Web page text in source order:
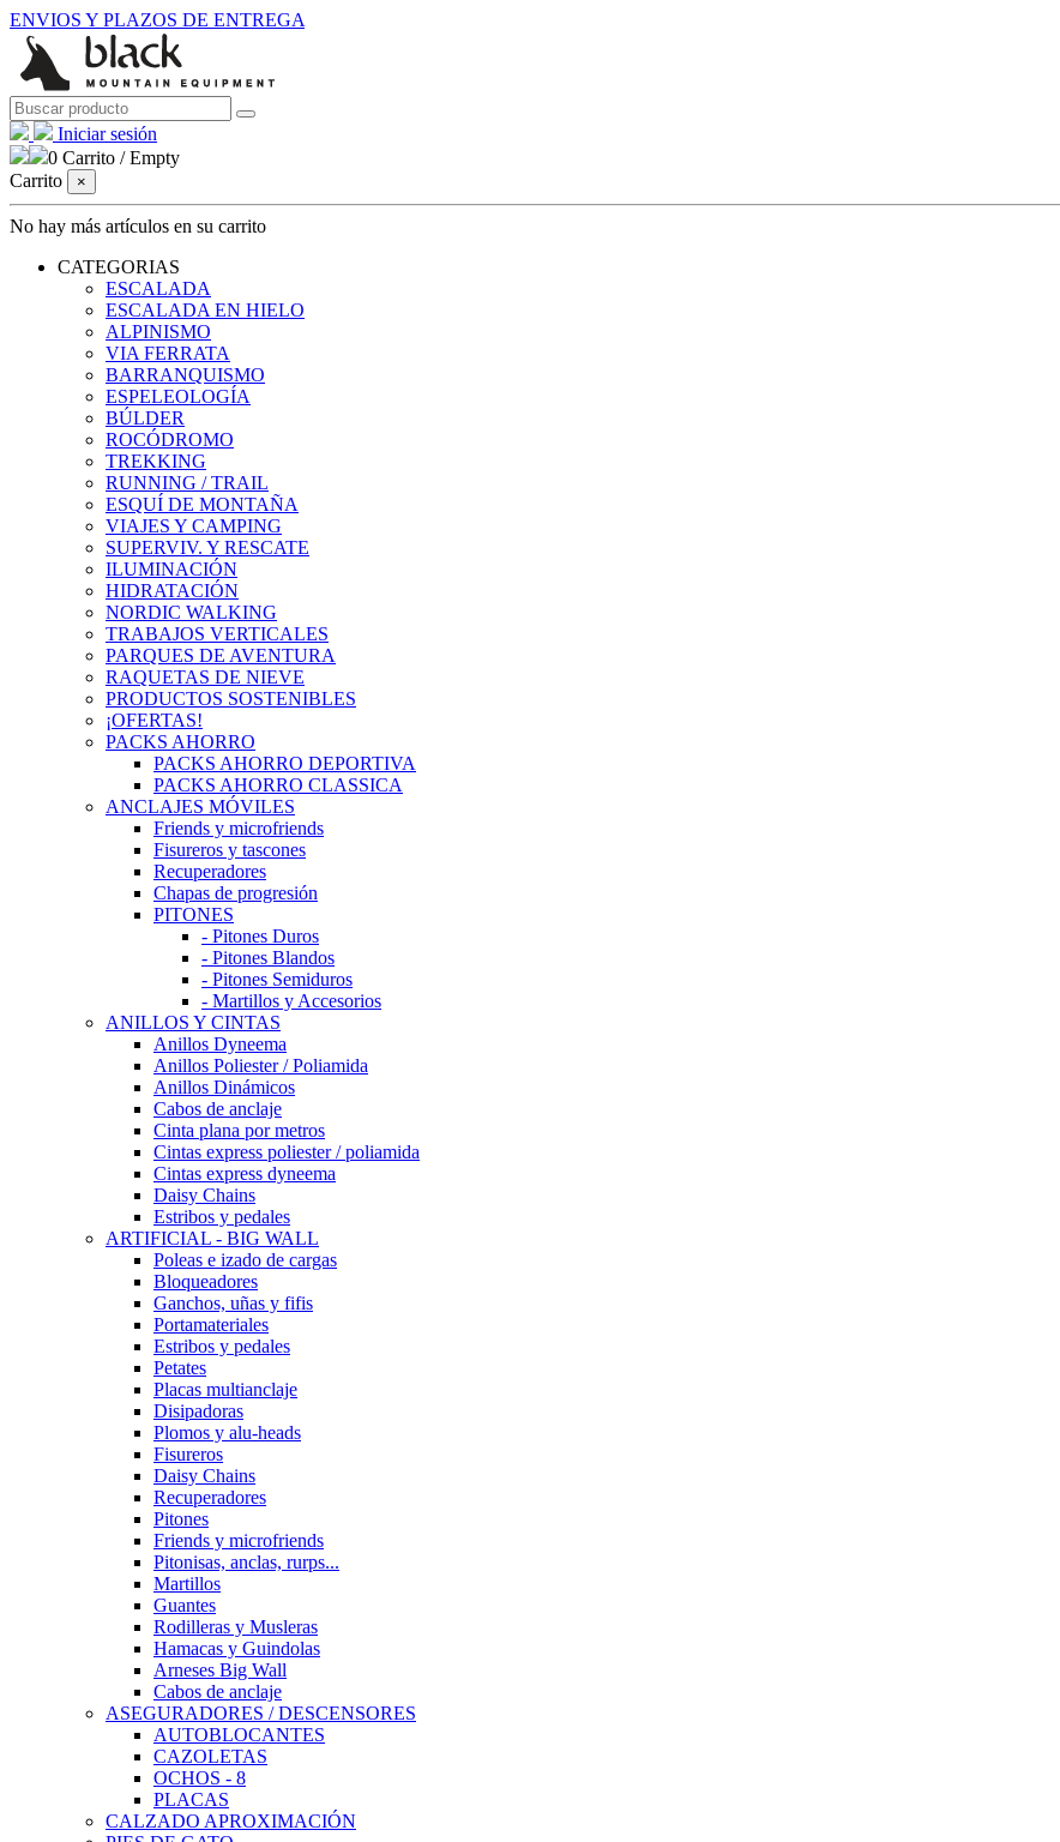
ENVIOS Y PLAZOS DE ENTREGA
Iniciar sesión
0 Carrito /Empty
Carrito
×
No hay más artículos en su carrito
CATEGORIAS
ESCALADA
ESCALADA EN HIELO
ALPINISMO
VIA FERRATA
BARRANQUISMO
ESPELEOLOGÍA
BÚLDER
ROCÓDROMO
TREKKING
RUNNING / TRAIL
ESQUÍ DE MONTAÑA
VIAJES Y CAMPING
SUPERVIV. Y RESCATE
ILUMINACIÓN
HIDRATACIÓN
NORDIC WALKING
TRABAJOS VERTICALES
PARQUES DE AVENTURA
RAQUETAS DE NIEVE
PRODUCTOS SOSTENIBLES
¡OFERTAS!
PACKS AHORRO
PACKS AHORRO DEPORTIVA
PACKS AHORRO CLASSICA
ANCLAJES MÓVILES
Friends y microfriends
Fisureros y tascones
Recuperadores
Chapas de progresión
PITONES
- Pitones Duros
- Pitones Blandos
- Pitones Semiduros
- Martillos y Accesorios
ANILLOS Y CINTAS
Anillos Dyneema
Anillos Poliester / Poliamida
Anillos Dinámicos
Cabos de anclaje
Cinta plana por metros
Cintas express poliester / poliamida
Cintas express dyneema
Daisy Chains
Estribos y pedales
ARTIFICIAL - BIG WALL
Poleas e izado de cargas
Bloqueadores
Ganchos, uñas y fifis
Portamateriales
Estribos y pedales
Petates
Placas multianclaje
Disipadoras
Plomos y alu-heads
Fisureros
Daisy Chains
Recuperadores
Pitones
Friends y microfriends
Pitonisas, anclas, rurps...
Martillos
Guantes
Rodilleras y Musleras
Hamacas y Guindolas
Arneses Big Wall
Cabos de anclaje
ASEGURADORES / DESCENSORES
AUTOBLOCANTES
CAZOLETAS
OCHOS - 8
PLACAS
CALZADO APROXIMACIÓN